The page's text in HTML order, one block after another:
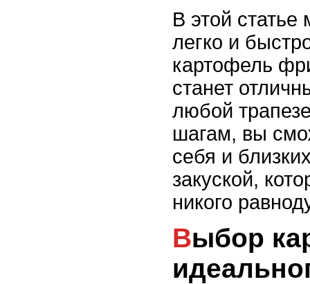
В этой
легко и
картофель
станет
любой
шагам, вы
себя и
закуской,
никого
Выбор картофеля для